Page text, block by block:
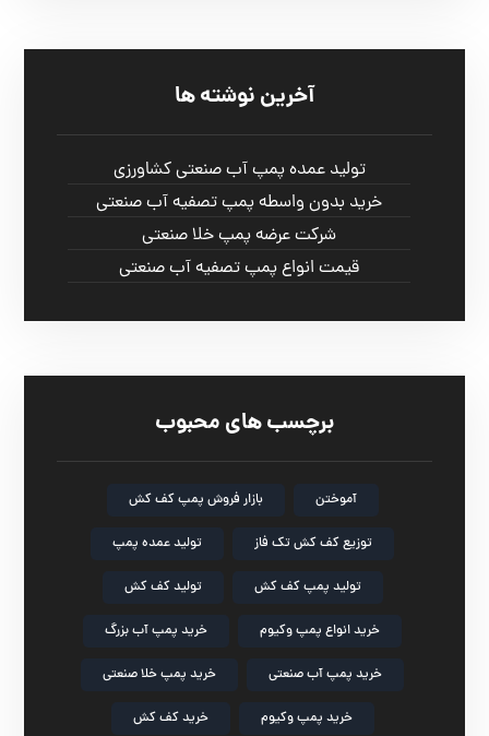
آخرین نوشته ها
تولید عمده پمپ آب صنعتی کشاورزی
خرید بدون واسطه پمپ تصفیه آب صنعتی
شرکت عرضه پمپ خلا صنعتی
قیمت انواع پمپ تصفیه آب صنعتی
برچسب های محبوب
آموختن بازار فروش پمپ کف کش
توزیع کف کش تک فاز تولید عمده پمپ
تولید پمپ کف کش تولید کف کش
خرید انواع پمپ وکیوم خرید پمپ آب بزرگ
خرید پمپ آب صنعتی خرید پمپ خلا صنعتی
خرید پمپ وکیوم خرید کف کش